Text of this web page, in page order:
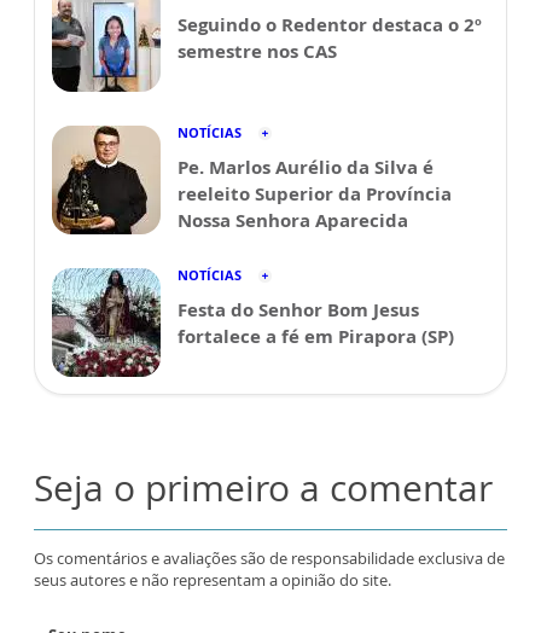
Seguindo o Redentor destaca o 2º
semestre nos CAS
NOTÍCIAS
Pe. Marlos Aurélio da Silva é
reeleito Superior da Província
Nossa Senhora Aparecida
NOTÍCIAS
Festa do Senhor Bom Jesus
fortalece a fé em Pirapora (SP)
Seja o primeiro a comentar
Os comentários e avaliações são de responsabilidade exclusiva de
seus autores e não representam a opinião do site.